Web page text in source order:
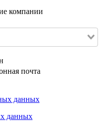
компании
почта
данных
данных